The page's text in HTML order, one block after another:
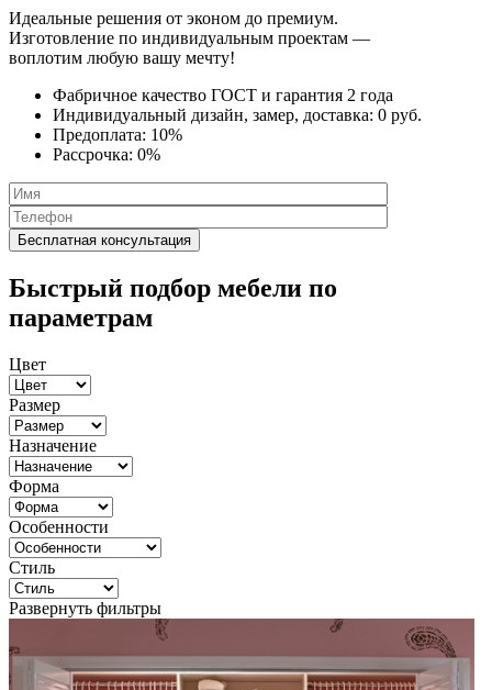
Идеальные решения от эконом до премиум.
Изготовление по индивидуальным проектам —
воплотим любую вашу мечту!
Фабричное качество ГОСТ и гарантия 2 года
Индивидуальный дизайн, замер, доставка: 0 руб.
Предоплата: 10%
Рассрочка: 0%
Быстрый подбор мебели по
параметрам
Цвет
Размер
Назначение
Форма
Особенности
Стиль
Развернуть фильтры